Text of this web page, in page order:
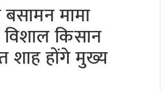
मामा
किसान
शाह होंगे मुख्य